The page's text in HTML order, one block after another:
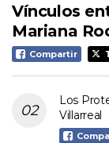
Vínculos
Mariana
Compartir
Los
Villarreal